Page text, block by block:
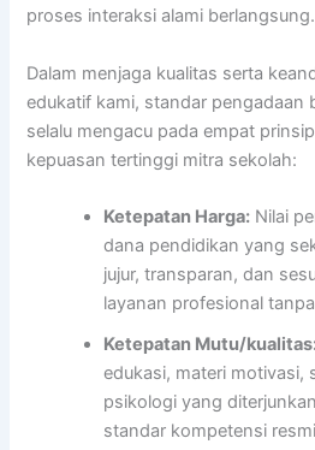
proses interaksi alami berlangsung.
Dalam menjaga kualitas serta
edukatif kami, standar pengadaan
selalu mengacu pada empat
kepuasan tertinggi mitra sekolah:
Ketepatan Harga: Nilai
dana pendidikan yang
jujur, transparan, dan
layanan profesional
Ketepatan Mutu/
edukasi, materi motivasi,
psikologi yang
standar kompetensi